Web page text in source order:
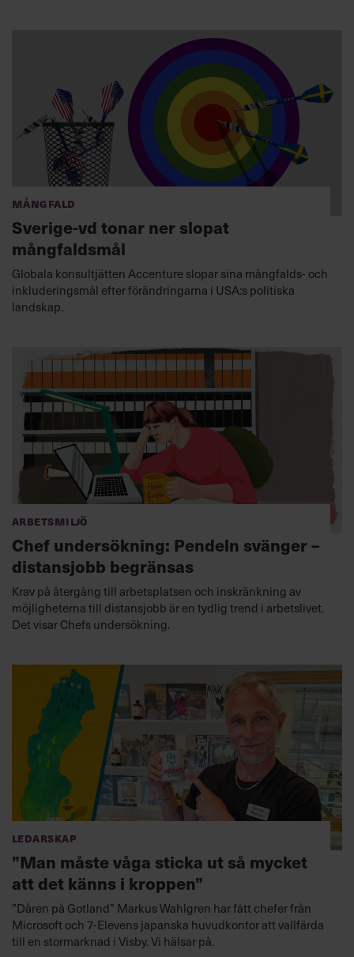
Mångfald
Sverige-vd tonar ner slopat
mångfaldsmål
Globala konsultjätten Accenture slopar sina mångfalds- och
inkluderingsmål efter förändringarna i USA:s politiska
landskap.
Arbetsmiljö
Chef undersökning: Pendeln svänger –
distansjobb begränsas
Krav på återgång till arbetsplatsen och inskränkning av
möjligheterna till distansjobb är en tydlig trend i arbetslivet.
Det visar Chefs undersökning.
Ledarskap
”Man måste våga sticka ut så mycket
att det känns i kroppen”
”Dåren på Gotland” Markus Wahlgren har fått chefer från
Microsoft och 7-Elevens japanska huvudkontor att vallfärda
till en stormarknad i Visby. Vi hälsar på.